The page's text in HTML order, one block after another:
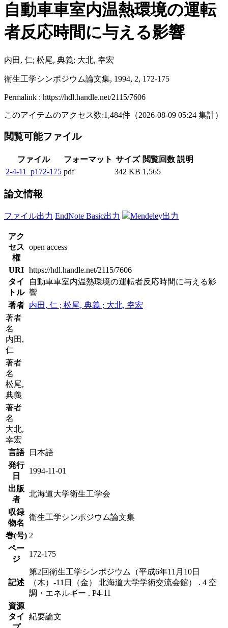
自動車車室内温熱環境の運転
者反応時間に与える影響
内田, 仁; 松尾, 典義; 大北, 幸宏
衛生工学シンポジウム論文集, 1994, 2, 172-175
Permalink : https://hdl.handle.net/2115/7606
このアイテムのアクセス数:1,484件 （2026-08-09 05:24 集計）
閲覧可能ファイル
ファイル フォーマット サイズ 閲覧回数 説明
2-4-11_p172-175 pdf 342 KB 1,565
論文情報
ファイル出力 EndNote Basic出力 Mendeley出力
アク
セス
権
open access
URI https://hdl.handle.net/2115/7606
タイ
トル
自動車車室内温熱環境の運転者反応時間に与える影
響
著者 内田, 仁 ; 松尾, 典義 ; 大北, 幸宏
著者
名
内田,
仁
著者
名
松尾,
典義
著者
名
大北,
幸宏
言語
日本語
発行
日
1994-11-01
出版
者
北海道大学衛生工学会
収録
物名
衛生工学シンポジウム論文集
巻(号) 2
ペー
ジ
172-175
記述
第2回衛生工学シンポジウム（平成6年11月10日
（木）-11日（金） 北海道大学学術交流会館） . 4 空
調・エネルギー . P4-11
資源
タイ
紀要論文